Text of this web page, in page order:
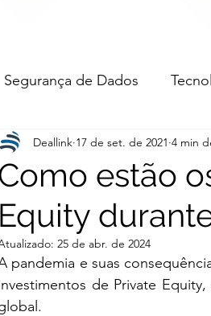
Segurança de Dados
Virtual merger and
Due diligence
estão
Equity
Deallink 17 de set. de 2021 4 min
25 de abr. de 2024
pandemia e suas
de Private